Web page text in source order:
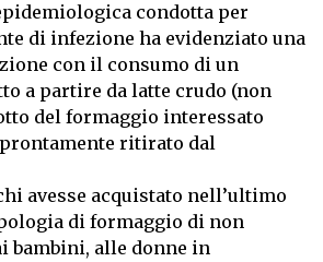
condotta per
di infezione ha evidenziato una
con il consumo di un
a partire da latte crudo (non
del formaggio interessato
prontamente ritirato dal
avesse acquistato nell’ultimo
di formaggio di non
bambini, alle donne in